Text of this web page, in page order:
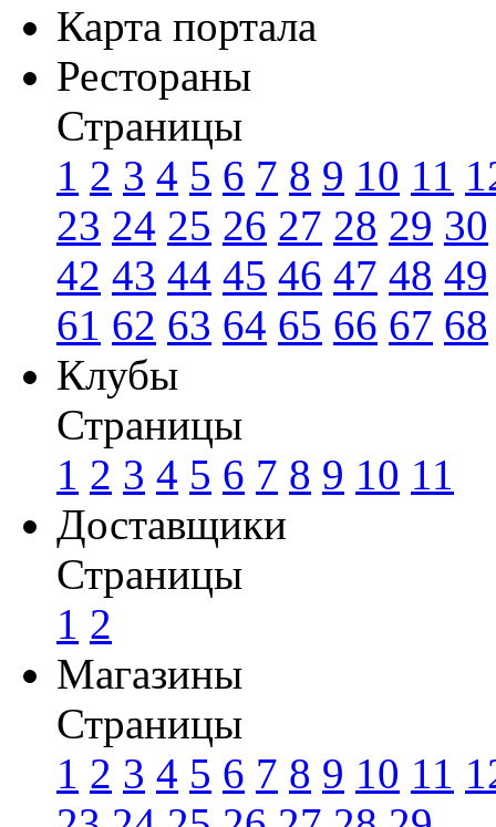
Карта портала
Рестораны
Страницы
1 2 3 4 5 6 7 8 9 10 11
23 24 25 26 27 28 29 30
42 43 44 45 46 47 48 49
61 62 63 64 65 66 67 68
Клубы
Страницы
1 2 3 4 5 6 7 8 9 10 11
Доставщики
Страницы
1 2
Магазины
Страницы
1 2 3 4 5 6 7 8 9 10 11